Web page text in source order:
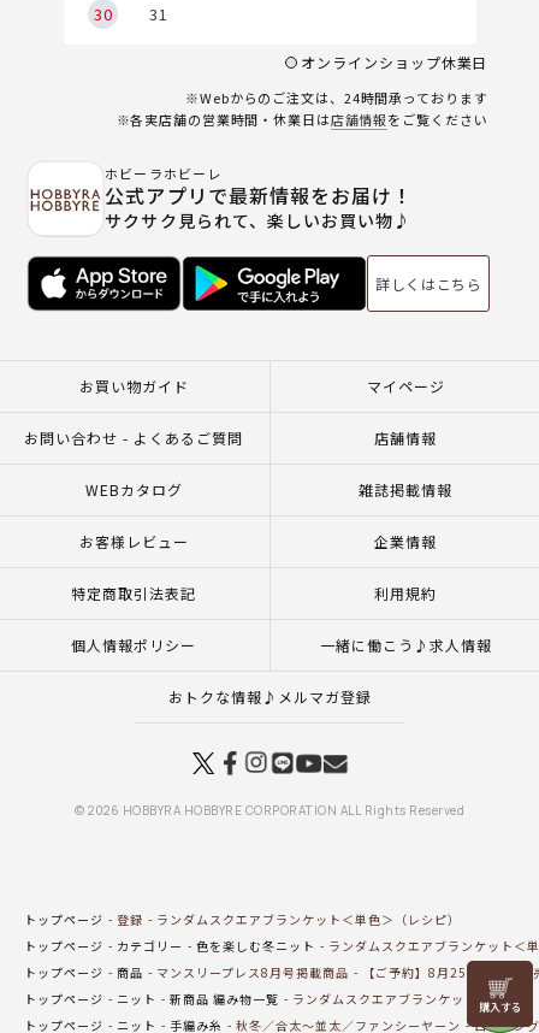
リリヤン
フェア
30
31
オンラインショップ休業日
※Webからのご注文は、24時間承っております
※各実店舗の営業時間・休業日は店舗情報をご覧ください
ホビーラホビーレ
公式アプリで最新情報をお届け！
サクサク見られて、楽しいお買い物♪
詳しくはこちら
お買い物ガイド マイページ
お問い合わせ - よくあるご質問 店舗情報
WEBカタログ 雑誌掲載情報
お客様レビュー 企業情報
特定商取引法表記 利用規約
個人情報ポリシー 一緒に働こう♪求人情報
おトクな情報♪メルマガ登録
© 2026 HOBBYRA HOBBYRE CORPORATION ALL Rights Reserved
トップページ 登録
ランダムスクエアブランケット＜単色＞（レシピ）
トップページ
カテゴリー 色を楽しむ冬ニット
ランダムスクエアブランケット＜
トップページ
商品 マンスリープレス8月号掲載商品
【ご予約】8月25日（火）発
トップページ
ニット 新商品 編み物一覧
ランダムスクエアブランケット＜単色＞
トップページ
ニット 手編み糸 秋冬／合太～並太／ファンシーヤーン ロービン